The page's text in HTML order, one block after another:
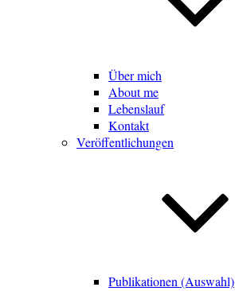
Über mich
About me
Lebenslauf
Kontakt
Veröffentlichungen
Publikationen (Auswahl)